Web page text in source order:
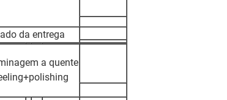
da entrega
a quente